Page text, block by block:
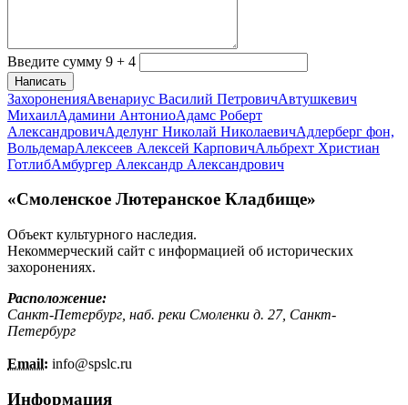
Введите сумму 9 + 4
Написать
ЗахороненияАвенариус Василий ПетровичАвтушкевич
МихаилАдамини АнтониоАдамс Роберт
АлександровичАделунг Николай НиколаевичАдлерберг фон,
ВольдемарАлексеев Алексей КарповичАльбрехт Христиан
ГотлибАмбургер Александр Александрович
«Смоленское Лютеранское Кладбище»
Объект культурного наследия.
Некоммерческий сайт с информацией об исторических
захоронениях.
Расположение:
Санкт-Петербург, наб. реки Смоленки д. 27, Санкт-
Петербург
Email: info@spslc.ru
Информация